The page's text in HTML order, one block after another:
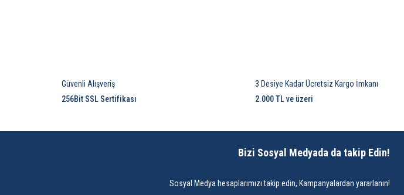
3 Desiye Kadar Ücretsiz Kargo İmkanı
2.000 TL ve üzeri
Güvenli Alışveriş
256Bit SSL Sertifikası
Bizi Sosyal Medyada da takip Edin!
Sosyal Medya hesaplarımızı takip edin, Kampanyalardan yararlanın!